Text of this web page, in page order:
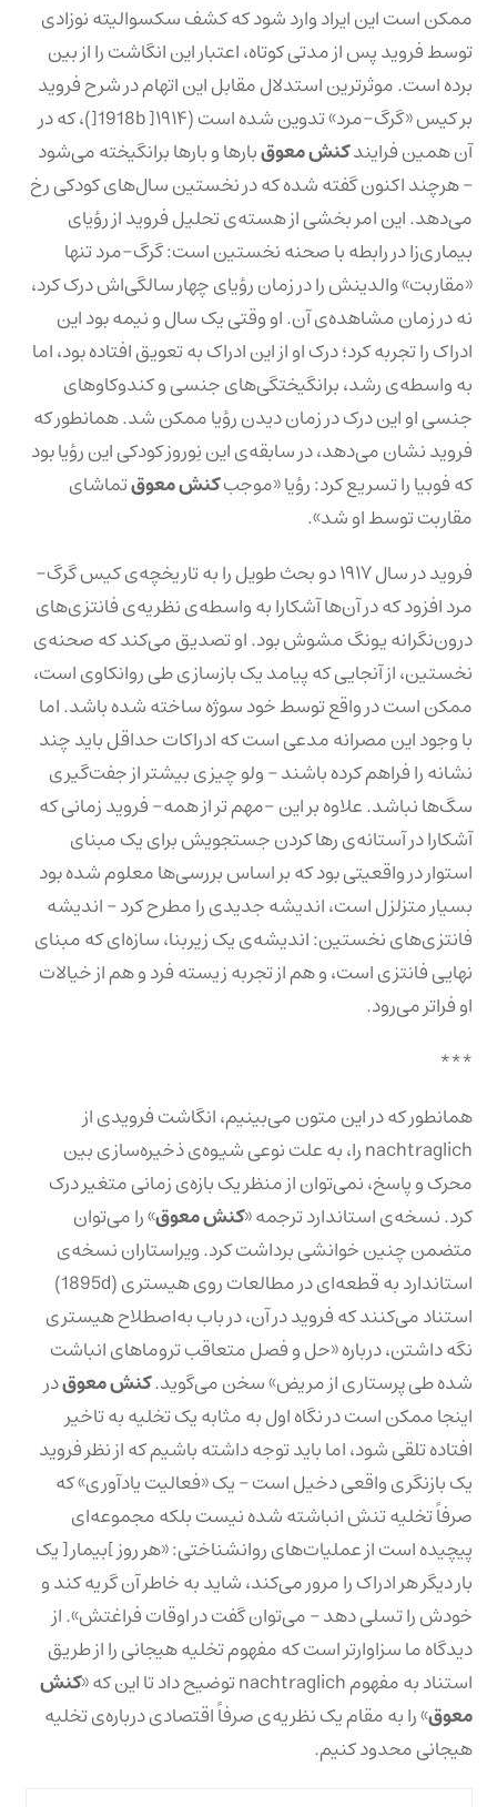
ممکن است این ایراد وارد شود که کشف سکسوالیته نوزادی
توسط فروید پس از مدتی کوتاه، اعتبار این انگاشت را از بین
برده است. موثرترین استدلال مقابل این اتهام در شرح فروید
بر کیس «گرگ-مرد» تدوین شده است (1918b ]۱۹۱۴[)، که در
آن همین فرایندکنش معوقبارها و بارها برانگیخته می‌شود
– هرچند اکنون گفته شده که در نخستین سال‌های کودکی رخ
می‌دهد. این امر بخشی از هسته‌ی تحلیل فروید از رؤیای
بیماری‌زا در رابطه با صحنه نخستین است: گرگ-مرد تنها
«مقاربت» والدینش را در زمان رؤیای چهار سالگی‌اش درک کرد،
نه در زمان مشاهده‌ی آن. او وقتی یک سال و نیمه بود این
ادراک را تجربه کرد؛ درک او از این ادراک به تعویق افتاده بود، اما
به واسطه‌ی رشد، برانگیختگی‌های جنسی و کندوکاو‌های
جنسی او این درک در زمان دیدن رؤیا ممکن شد. همانطور که
فروید نشان می‌دهد، در سابقه‌ی این نِوروز کودکی این رؤیا بود
که فوبیا را تسریع کرد: رؤیا «موجبکنش معوقتماشای
مقاربت توسط او شد».
فروید در سال ۱۹۱۷ دو بحث طویل را به تاریخچه‌ی کیس گرگ-
مرد افزود که در آن‌ها آشکارا به واسطه‌ی نظریه‌ی فانتزی‌های
درون‌نگرانه یونگ مشوش بود. او تصدیق می‌کند که صحنه‌ی
نخستین، از آنجایی که پیامد یک بازسازی طی روانکاوی است،
ممکن است در واقع توسط خود سوژه ساخته شده باشد. اما
با وجود این مصرانه مدعی است که ادراکات حداقل باید چند
نشانه را فراهم کرده باشند – ولو چیزی بیشتر از جفت‌گیری
سگ‌ها نباشد. علاوه بر این -مهم تر از همه- فروید زمانی که
آشکارا در آستانه‌ی رها کردن جستجویش برای یک مبنای
استوار در واقعیتی بود که بر اساس بررسی‌ها معلوم شده بود
بسیار متزلزل است، اندیشه جدیدی را مطرح کرد – اندیشه
فانتزی‌های نخستین: اندیشه‌ی یک زیربنا، سازه‌ای که مبنای
نهایی فانتزی است، و هم از تجربه زیسته فرد و هم از خیالات
او فراتر می‌رود.
***
همانطور که در این متون می‌بینیم، انگاشت فرویدی از
nachtraglich را، به علت نوعی شیوه‌ی ذخیره‌سازی بین
محرک و پاسخ، نمی‌توان از منظر یک بازه‌ی زمانی متغیر درک
کرد. نسخه‌ی استاندارد ترجمه «کنش معوق» را می‌توان
متضمن چنین خوانشی برداشت کرد. ویراستاران نسخه‌ی
استاندارد به قطعه‌ای در مطالعات روی هیستری (1895d)
استناد می‌کنند که فروید در آن، در باب به‌اصطلاح هیستری
نگه داشتن، درباره «حل و فصل متعاقب تروماهای انباشت
شده طی پرستاری از مریض» سخن می‌گوید.کنش معوقدر
اینجا ممکن است در نگاه اول به مثابه یک تخلیه به تاخیر
افتاده تلقی شود، اما باید توجه داشته باشیم که از نظر فروید
یک بازنگری واقعی دخیل است – یک «فعالیت یادآوری» که
صرفاً تخلیه تنش انباشته شده نیست بلکه مجموعه‌ای
پیچیده است از عملیات‌های روانشناختی: «هر روز ]بیمار[ یک
بار دیگر هر ادراک را مرور می‌کند، شاید به خاطر آن گریه کند و
خودش را تسلی دهد – می‌توان گفت در اوقات فراغتش». از
دیدگاه ما سزاوارتر است که مفهوم تخلیه هیجانی را از طریق
استناد به مفهوم nachtraglich توضیح داد تا این که «
کنش
معوق» را به مقام یک نظریه‌ی صرفاً اقتصادی درباره‌ی تخلیه
هیجانی محدود کنیم.